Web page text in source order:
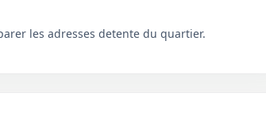
les adresses detente du quartier.